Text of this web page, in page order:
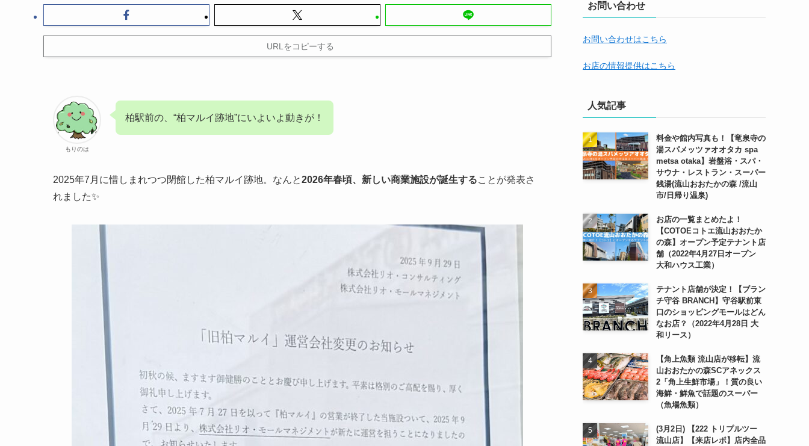
URLをコピーする
もりのは
柏駅前の、“柏マルイ跡地”にいよいよ動きが！
2025年7月に惜しまれつつ閉館した柏マルイ跡地。なんと2026年春頃、新しい商業施設が誕生することが発表さ
れました✨
お問い合わせ
お問い合わせはこちら
お店の情報提供はこちら
人気記事
料金や館内写真も！【竜泉寺の
湯スパメッツァオオタカ spa
metsa otaka】岩盤浴・スパ・
サウナ・レストラン・スーパー
銭湯(流山おおたかの森 /流山
市/日帰り温泉)
お店の一覧まとめたよ！
【COTOEコトエ流山おおたか
の森】オープン予定テナント店
舗（2022年4月27日オープン
大和ハウス工業）
テナント店舗が決定！【ブラン
チ守谷 BRANCH】守谷駅前東
口のショッピングモールはどん
なお店？（2022年4月28日 大
和リース）
【角上魚類 流山店が移転】流
山おおたかの森SCアネックス
2「角上生鮮市場」！質の良い
海鮮・鮮魚で話題のスーパー
（魚場魚類）
(3月2日) 【222 トリプルツー
流山店】【来店レポ】店内全品